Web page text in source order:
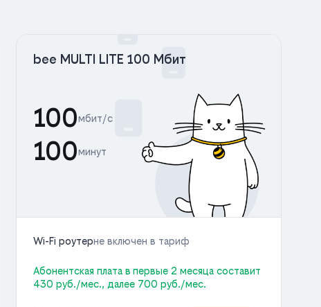
bee MULTI LITE 100 Мбит
100мбит/с
100минут
Wi-Fi роутерне включен в тариф
Абонентская плата в первые 2 месяца составит
430 руб./мес., далее 700 руб./мес.